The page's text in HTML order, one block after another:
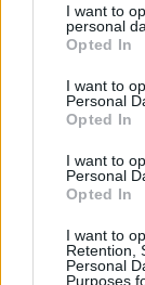
I want to
personal
Opted In
I want to
Personal
Opted In
I want to
Personal
Opted In
I want to
Retention,
Personal
Purposes
Bemutatkozás:
áron, gyorsan
rendszeresen
szerda esténként
18.00 óráig
GALÉRIA